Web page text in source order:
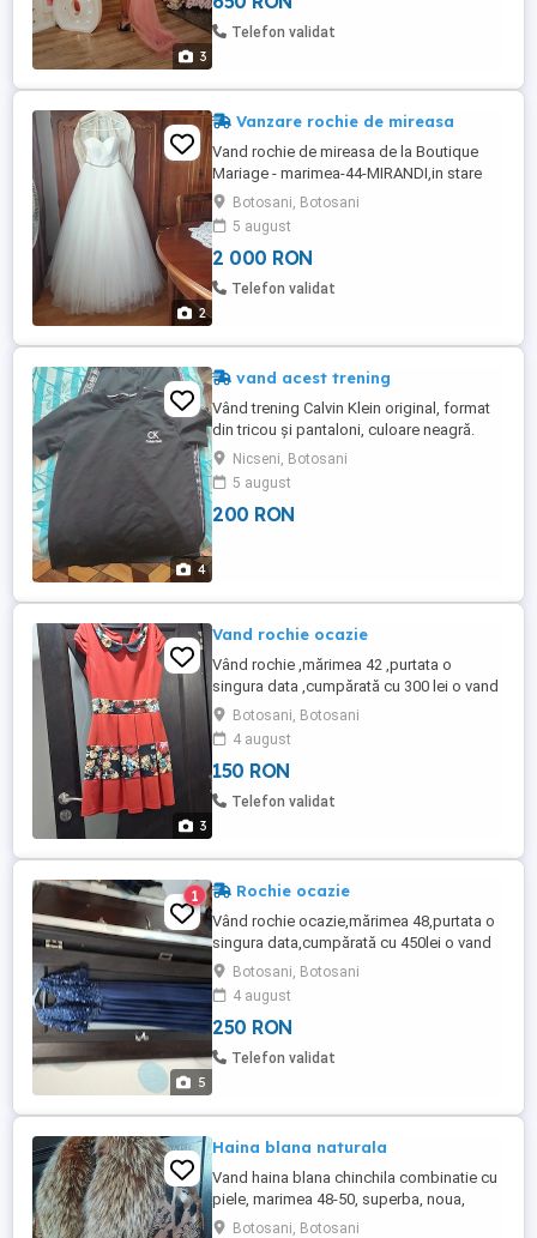
3
defecte.
Telefon validat
2
Vanzare rochie de mireasa
Vand rochie de mireasa de la Boutique
Mariage - marimea-44-MIRANDI,in stare
perfecta curățată ulterior, culoare - ivory.
Botosani, Botosani
5 august
2 000 RON
Telefon validat
4
vand acest trening
Vând trening Calvin Klein original, format
din tricou și pantaloni, culoare neagră.
Este în stare foarte bună, fără pete, rupturi
sau alte defecte. Material plăcut și
comod, ideal pentru purtare zilnică sau
activități sportive
Nicseni, Botosani
5 august
200 RON
3
Vand rochie ocazie
Vând rochie ,mărimea 42 ,purtata o
singura data ,cumpărată cu 300 lei o vand
cu 150 lei ,stare impecabila !
Botosani, Botosani
4 august
150 RON
Telefon validat
5
1 Rochie ocazie
Vând rochie ocazie,mărimea 48,purtata o
singura data,cumpărată cu 450lei o vand
cu 250 lei ,stare impecabila!
Botosani, Botosani
4 august
250 RON
Telefon validat
Haina blana naturala
Vand haina blana chinchila combinatie cu
piele, marimea 48-50, superba, noua,
producator Vieri Gianluca, produs de lux
Botosani, Botosani